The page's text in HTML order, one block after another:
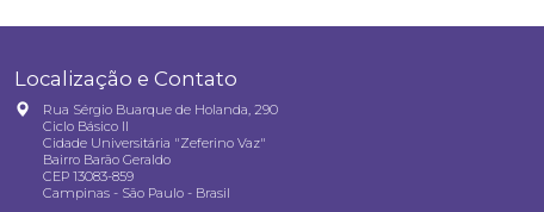
Localização e Contato
Rua Sérgio Buarque de Holanda, 290
Ciclo Básico II
Cidade Universitária "Zeferino Vaz"
Bairro Barão Geraldo
CEP 13083-859
Campinas - São Paulo - Brasil